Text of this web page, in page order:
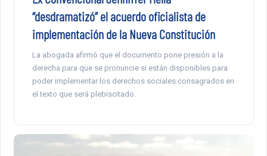
“desdramatizó” el acuerdo oficialista de
implementación de la Nueva Constitución
La abogada afirmó que el documento pone presión a la
derecha para que se pronuncie si están disponibles para
poder implementar los derechos sociales consagrados en
el texto que será plebiscitado.